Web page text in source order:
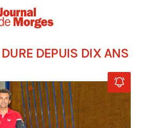
DEPUIS DIX ANS